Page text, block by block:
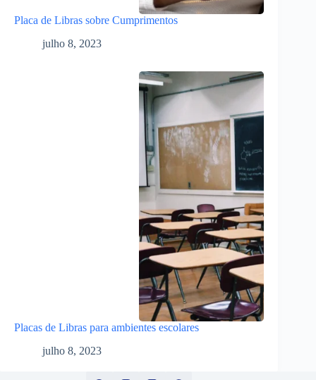
Placa de Libras sobre Cumprimentos
julho 8, 2023
Placas de Libras para ambientes escolares
julho 8, 2023